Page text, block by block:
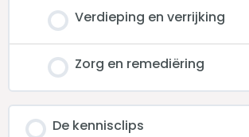
Verdieping en verrijking
Zorg en remediëring
De kennisclips